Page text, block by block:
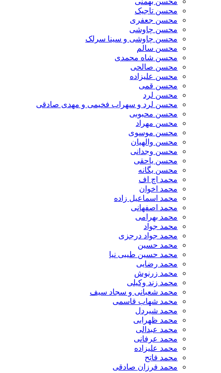
محسن تاجیک
محسن جعفری
محسن چاوشی
محسن چاوشی و سینا سرلک
محسن سالم
محسن شاه محمدی
محسن صالحی
محسن علیزاده
محسن قمی
محسن لرد
محسن لرد و سهراب فخیمی و مهدی صادقی
محسن محبوبی
محسن مهراد
محسن موسوی
محسن والهیان
محسن وجدانی
محسن یاحقی
محسن یگانه
محمد اچ اف
محمد اخوان
محمد اسماعیل زاده
محمد اصفهانی
محمد بهرامی
محمد جواد
محمد جواد درجزی
محمد حسین
محمد حسین طیبی نیا
محمد رضایی
محمد زرنوش
محمد زند وکیلی
محمد شعبانی و سجاد سیف
محمد شهاب قاسمی
​محمد شیردل
محمد ظهرابی
محمد عبدالی
محمد عرفانی
محمد علیزاده
محمد فاتح
محمد فرزان صادقی